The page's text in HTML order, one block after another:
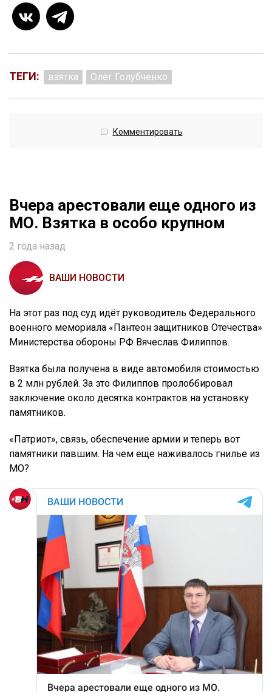
ТЕГИ: взятка Олег Голубченко
Комментировать
Вчера арестовали еще одного из
МО. Взятка в особо крупном
2 года назад
ВАШИ НОВОСТИ
На этот раз под суд идёт руководитель Федерального
военного мемориала «Пантеон защитников Отечества»
Министерства обороны РФ Вячеслав Филиппов.
Взятка была получена в виде автомобиля стоимостью
в 2 млн рублей. За это Филиппов пролоббировал
заключение около десятка контрактов на установку
памятников.
«Патриот», связь, обеспечение армии и теперь вот
памятники павшим. На чем еще наживалось гнилье из
МО?